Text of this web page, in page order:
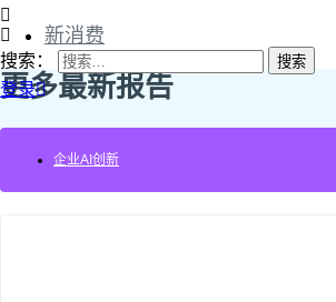
搜索：
登录
新消费
更多最新报告
企业AI创新